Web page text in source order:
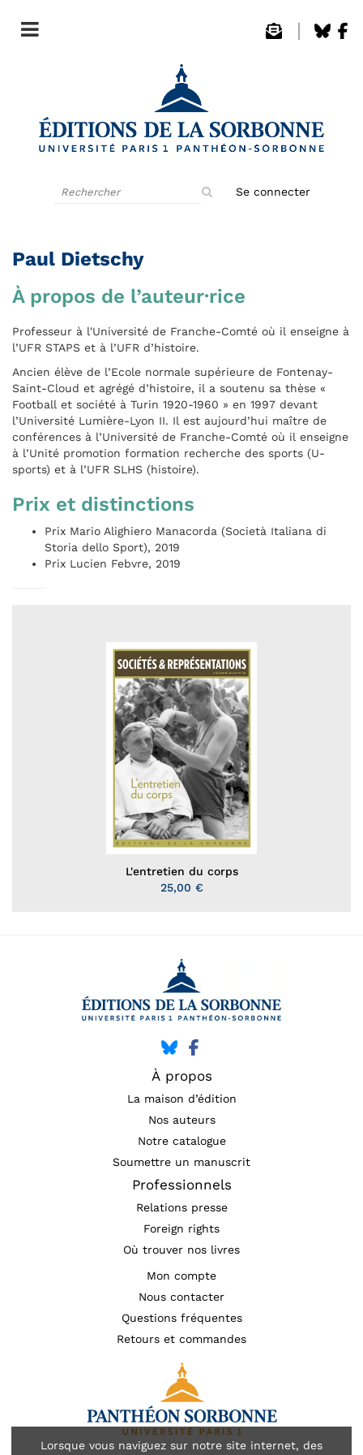
Lorsque vous naviguez sur notre site internet, des
Se connecter
Paul Dietschy
À propos de l’auteur·rice
Professeur à l'Université de Franche-Comté où il enseigne à
l’UFR STAPS et à l’UFR d’histoire.
Ancien élève de l’Ecole normale supérieure de Fontenay-
Saint-Cloud et agrégé d’histoire, il a soutenu sa thèse «
Football et société à Turin 1920-1960 » en 1997 devant
l’Université Lumière-Lyon II. Il est aujourd’hui maître de
conférences à l’Université de Franche-Comté où il enseigne
à l’Unité promotion formation recherche des sports (U-
sports) et à l’UFR SLHS (histoire).
Prix et distinctions
Prix Mario Alighiero Manacorda (Società Italiana di
Storia dello Sport), 2019
Prix Lucien Febvre, 2019
L'entretien du corps
25,00 €
À propos
La maison d’édition
Nos auteurs
Notre catalogue
Soumettre un manuscrit
Professionnels
Relations presse
Foreign rights
Où trouver nos livres
Mon compte
Nous contacter
Questions fréquentes
Retours et commandes